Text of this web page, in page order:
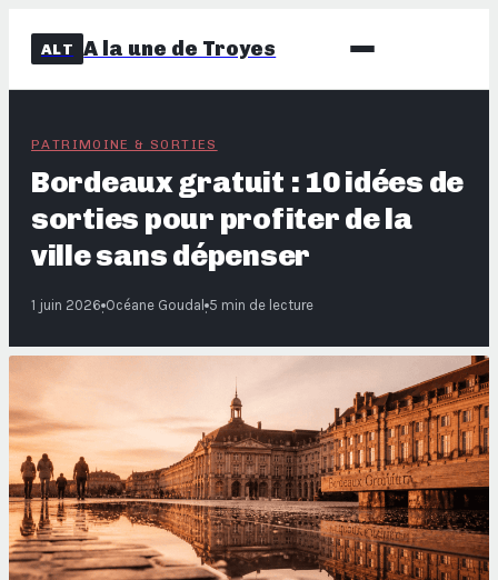
ALT A la une de Troyes
PATRIMOINE & SORTIES
Bordeaux gratuit : 10 idées de
sorties pour profiter de la
ville sans dépenser
1 juin 2026· Océane Goudal · 5 min de lecture